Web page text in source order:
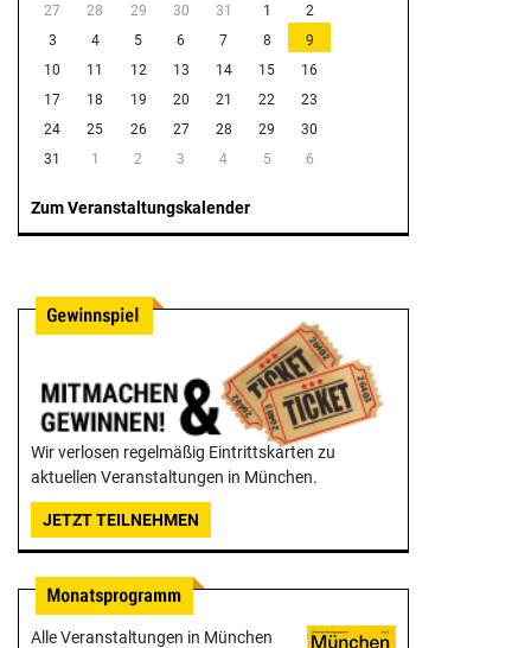
27
28 29 30 31 1
2
3
4 5 6 7 8
9
10
11 12 13 14 15
16
17
18 19 20 21 22
23
24
25 26 27 28 29
30
31
1 2 3 4 5 6
Zum Veranstaltungskalender
Wir verlosen regelmäßig Eintrittskarten zu
aktuellen Veranstaltungen in München.
JETZT TEILNEHMEN
Alle Veranstaltungen in München